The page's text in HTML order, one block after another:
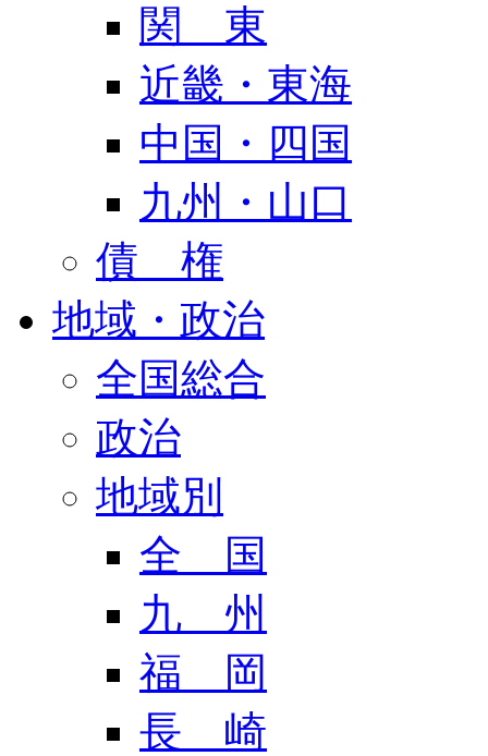
関 東
近畿・東海
中国・四国
九州・山口
債 権
地域・政治
全国総合
政治
地域別
全 国
九 州
福 岡
長 崎